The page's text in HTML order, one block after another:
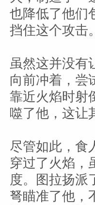
也降低了他们
挡住这个攻击
虽然这并没有
向前冲着，尝
靠近火焰时射
噬了他，这让
尽管如此，食
穿过了火焰，
度。图拉扬派
弩瞄准了他，